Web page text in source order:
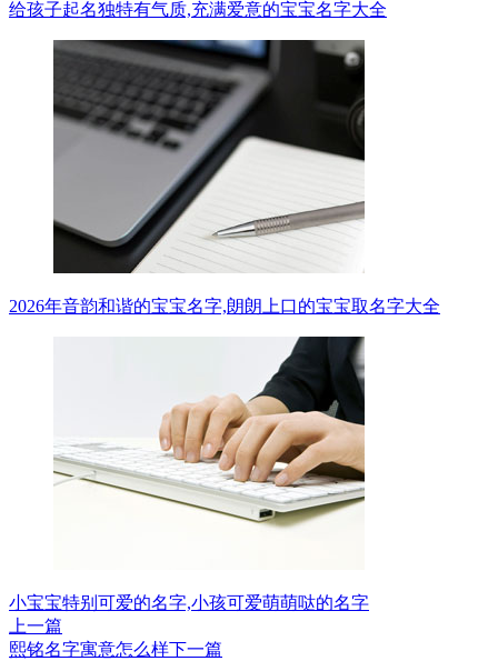
给孩子起名独特有气质,充满爱意的宝宝名字大全
2026年音韵和谐的宝宝名字,朗朗上口的宝宝取名字大全
小宝宝特别可爱的名字,小孩可爱萌萌哒的名字
上一篇
熙铭名字寓意怎么样下一篇